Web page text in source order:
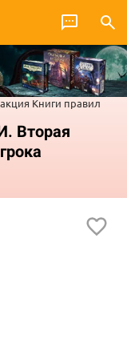
Книги правил
Вторая